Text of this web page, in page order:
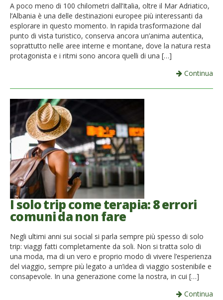
A poco meno di 100 chilometri dall’Italia, oltre il Mar Adriatico,
l’Albania è una delle destinazioni europee più interessanti da
esplorare in questo momento. In rapida trasformazione dal
punto di vista turistico, conserva ancora un’anima autentica,
soprattutto nelle aree interne e montane, dove la natura resta
protagonista e i ritmi sono ancora quelli di una […]
Continua
I solo trip come terapia: 8 errori
comuni da non fare
Negli ultimi anni sui social si parla sempre più spesso di solo
trip: viaggi fatti completamente da soli. Non si tratta solo di
una moda, ma di un vero e proprio modo di vivere l’esperienza
del viaggio, sempre più legato a un’idea di viaggio sostenibile e
consapevole. In una generazione come la nostra, in cui […]
Continua